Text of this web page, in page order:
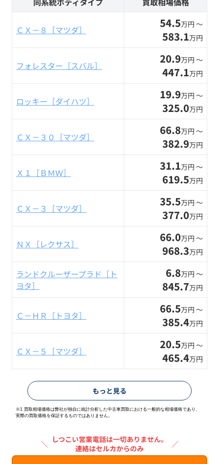
ＣＸ－８［マツダ］ 54.5万円 〜
583.1万円
フォレスター［スバル］ 20.9万円 〜
447.1万円
ロッキー［ダイハツ］ 19.9万円 〜
325.0万円
ＣＸ－３０［マツダ］ 66.8万円 〜
382.9万円
Ｘ１［ＢＭＷ］ 31.1万円 〜
619.5万円
ＣＸ－３［マツダ］ 35.5万円 〜
377.0万円
ＮＸ［レクサス］ 66.0万円 〜
968.3万円
ランドクルーザープラド［ト
ヨタ］
6.8万円 〜
845.7万円
Ｃ－ＨＲ［トヨタ］ 66.5万円 〜
385.4万円
ＣＸ－５［マツダ］ 20.5万円 〜
465.4万円
もっと見る
※1 買取相場価格は弊社が独自に統計分析した中古車買取における一般的な相場価格であり、
実際の買取価格を保証するものではありません。
＼ しつこい営業電話は一切ありません。
連絡はセルカからのみ
／